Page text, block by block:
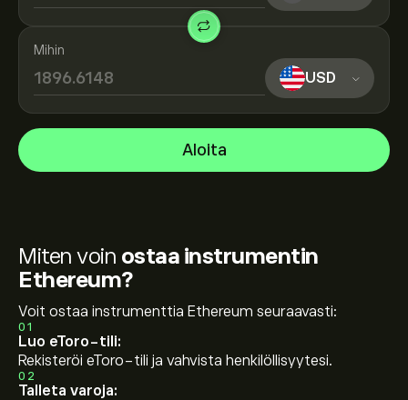
Mihin
USD
Aloita
Miten voin ostaa instrumentin
Ethereum?
Voit ostaa instrumenttia Ethereum seuraavasti:
01
Luo eToro-tili:
Rekisteröi eToro-tili ja vahvista henkilöllisyytesi.
02
Talleta varoja: